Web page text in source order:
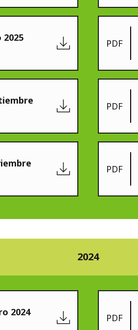
2025
PDF
PDF
PDF
2024
2024
PDF